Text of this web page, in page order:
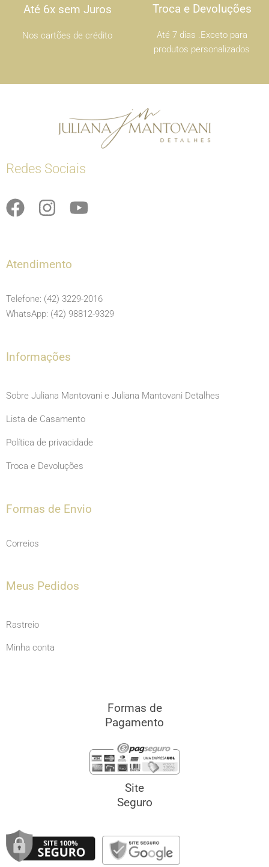
Até 6x sem Juros
Nos cartões de crédito
Troca e Devoluções
Até 7 dias .Exceto para
produtos personalizados
Redes Sociais
F
e
o
o
I
t
g
r
m
Y
b
e
Atendimento
Telefone: (42) 3229-2016
WhatsApp: (42) 98812-9329
Informações
Sobre Juliana Mantovani e Juliana Mantovani Detalhes
Lista de Casamento
Política de privacidade
Troca e Devoluções
Formas de Envio
Correios
Meus Pedidos
Rastreio
Minha conta
Formas de
Pagamento
Site
Seguro